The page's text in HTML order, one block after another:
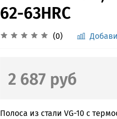
62-63HRC
(0)
2 687 руб
Полоса из стали VG-10 с